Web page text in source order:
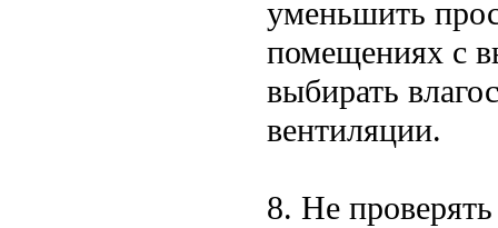
уменьшить
помещениях с
выбирать
вентиляции.
8. Не